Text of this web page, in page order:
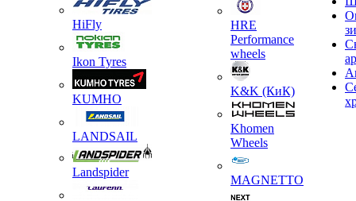
HiFly
Ikon Tyres
KUMHO
LANDSAIL
Landspider
HRE
Performance
wheels
K&K (КиК)
Khomen
Wheels
MAGNETTO